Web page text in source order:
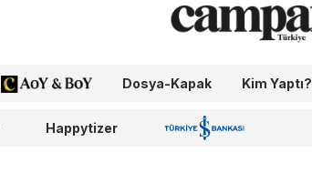
AoY/BoY Dosya-Kapak Kim Yaptı?
Happytizer İş Bankası 100.Yıl